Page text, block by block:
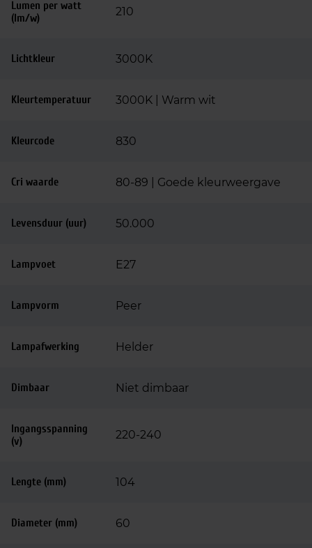
Lumen per watt
(lm/w)
210
Lichtkleur 3000K
Kleurtemperatuur 3000K | Warm wit
Kleurcode 830
Cri waarde 80-89 | Goede kleurweergave
Levensduur (uur) 50.000
Lampvoet E27
Lampvorm Peer
Lampafwerking Helder
Dimbaar Niet dimbaar
Ingangsspanning
(v)
220-240
Lengte (mm) 104
Diameter (mm) 60